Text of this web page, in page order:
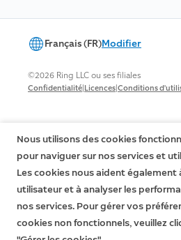
Français (FR)Modifier
©2026 Ring LLC ou ses filiales
Confidentialité|Licences|Conditions
Nous utilisons des cookies
pour naviguer sur nos services et
Les cookies nous aident également
utilisateur et à analyser les
nos services. Pour gérer vos
cookies non fonctionnels, veuillez